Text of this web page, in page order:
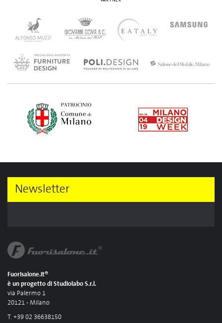
Newsletter
Fuorisalone.it®
è un progetto di Studiolabo S.r.l.
via Palermo 1
20121 - Milano
T. +39 02 36638150